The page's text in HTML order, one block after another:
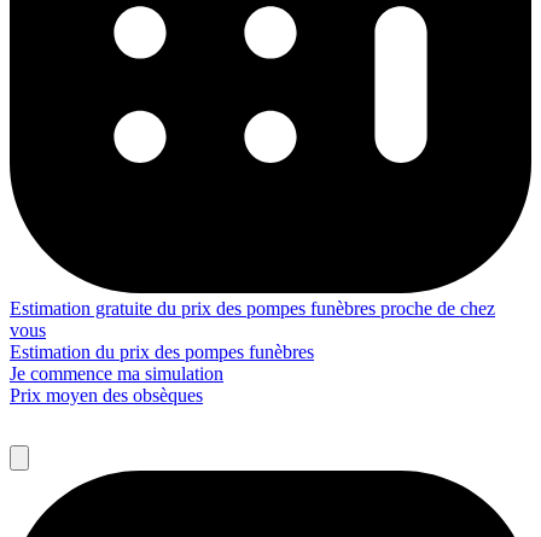
Estimation gratuite du prix des pompes funèbres proche de chez
vous
Estimation du prix des pompes funèbres
Je commence ma simulation
Prix moyen des obsèques